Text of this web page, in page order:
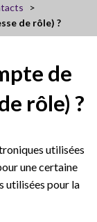
de rôle) ?
de
rôle) ?
utilisées
une certaine
utilisées pour la